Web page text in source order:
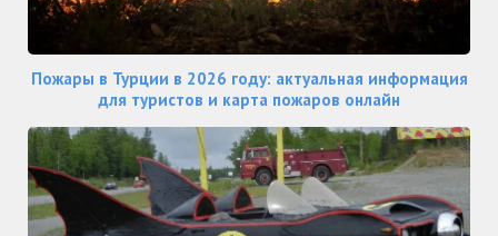
Пожары в Турции в 2026 году: актуальная информация
для туристов и карта пожаров онлайн